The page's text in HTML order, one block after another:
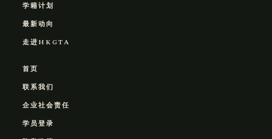
学籍计划
最新动向
走进HKGTA
首页
联系我们
企业社会责任
学员登录